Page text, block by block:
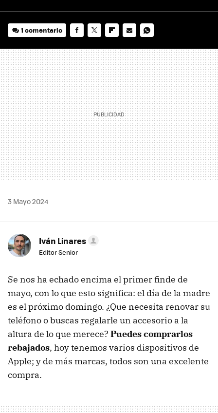
1 comentario
MAIL
3 Mayo 2024
Iván Linares
Editor Senior
Se nos ha echado encima el primer finde de
mayo, con lo que esto significa: el día de la madre
es el próximo domingo. ¿Que necesita renovar su
teléfono o buscas regalarle un accesorio a la
altura de lo que merece? Puedes comprarlos
rebajados, hoy tenemos varios dispositivos de
Apple; y de más marcas, todos son una excelente
compra.